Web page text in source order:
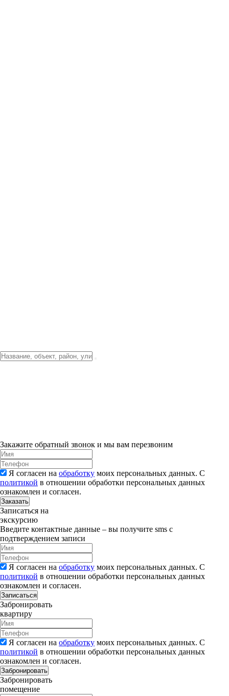
Закажите обратный звонок и мы вам перезвоним
Я согласен на обработку моих персональных данных. С
политикой в отношении обработки персональных данных
ознакомлен и согласен.
Заказать
Записаться на
экскурсию
Введите контактные данные – вы получите sms с
подтверждением записи
Я согласен на обработку моих персональных данных. С
политикой в отношении обработки персональных данных
ознакомлен и согласен.
Записаться
Забронировать
квартиру
Я согласен на обработку моих персональных данных. С
политикой в отношении обработки персональных данных
ознакомлен и согласен.
Забронировать
Забронировать
помещение